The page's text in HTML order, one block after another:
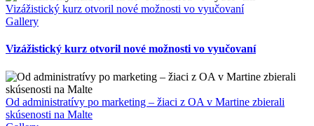
Vizážistický kurz otvoril nové možnosti vo vyučovaní
Gallery
Vizážistický kurz otvoril nové možnosti vo vyučovaní
Od administratívy po marketing – žiaci z OA v Martine zbierali
skúsenosti na Malte